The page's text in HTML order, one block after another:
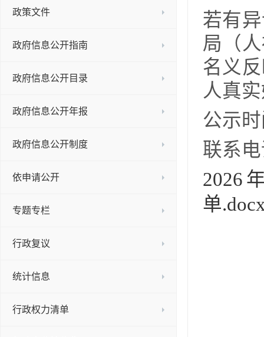
政策文件
政府信息公开指南
政府信息公开目录
政府信息公开年报
政府信息公开制度
依申请公开
专题专栏
行政复议
统计信息
行政权力清单
若有
局（
名义
人真
公示
联系
2026
单